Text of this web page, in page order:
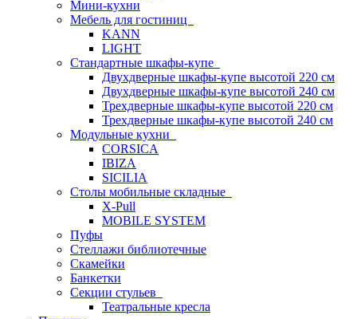
Мини-кухни
Мебель для гостиниц
KANN
LIGHT
Стандартные шкафы-купе
Двухдверные шкафы-купе высотой 220 см
Двухдверные шкафы-купе высотой 240 см
Трехдверные шкафы-купе высотой 220 см
Трехдверные шкафы-купе высотой 240 см
Модульные кухни
CORSICA
IBIZA
SICILIA
Столы мобильные складные
X-Pull
MOBILE SYSTEM
Пуфы
Стеллажи библиотечные
Скамейки
Банкетки
Секции стульев
Театральные кресла